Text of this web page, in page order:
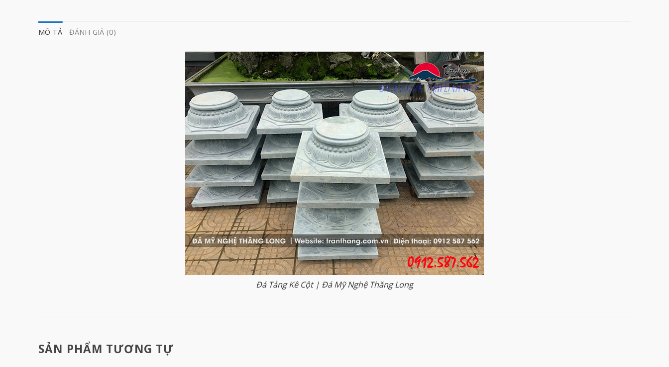
MÔ TẢ ĐÁNH GIÁ (0)
Đá Tảng Kê Cột | Đá Mỹ Nghệ Thăng Long
SẢN PHẨM TƯƠNG TỰ